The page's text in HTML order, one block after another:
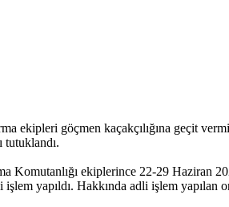
ekipleri göçmen kaçakçılığına geçit
tutuklandı.
Komutanlığı ekiplerince 22-29 Haziran
işlem yapıldı. Hakkında adli işlem yapılan